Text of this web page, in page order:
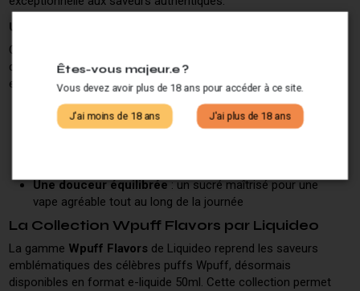
Un Profil Aromatique Irrésistible
Ce e-liquide vous transporte instantanément dans l'univers des
desserts glacés estivaux. Dès la première bouffée, vous êtes
enveloppé par :
Une fraise juteuse et sucrée
: des notes fruitées
Une douceur équilibrée : un sucré maîtrisé pour une
vape agréable tout au long de la journée
La Collection Wpuff Flavors par Liquideo
La gamme Wpuff Flavors de Liquideo reprend les saveurs
emblématiques des célèbres puffs Wpuff, désormais
disponibles en format e-liquide 50ml. Cette collection permet
Êtes-vous majeur.e ?
Vous devez avoir plus de 18 ans pour accéder à ce site.
J'ai moins de 18 ans J'ai plus de 18 ans